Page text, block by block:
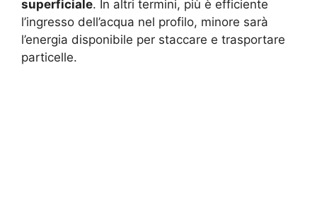
superficiale. In altri termini, più è efficiente
l’ingresso dell’acqua nel profilo, minore sarà
l’energia disponibile per staccare e trasportare
particelle.